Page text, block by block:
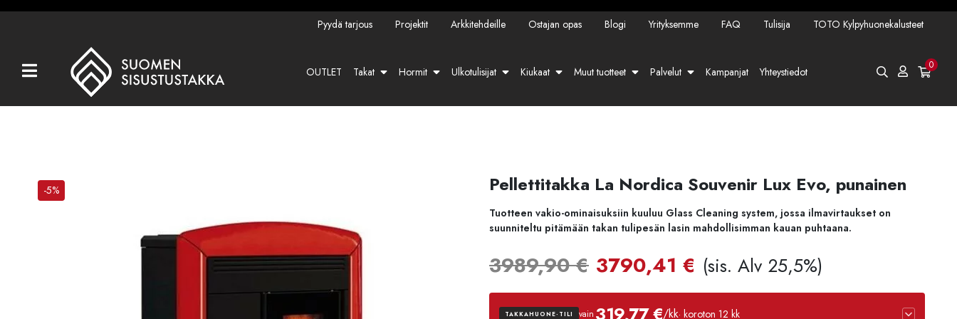
Kaikki tuotteet
Takat
Hormit
Pyydä tarjous Projektit Arkkitehdeille Ostajan opas Blogi Yrityksemme FAQ Tulisija TOTO Kylpyhuonekalusteet
OUTLET Takat Hormit Ulkotulisijat Kiukaat Muut tuotteet Palvelut Kampanjat Yhteystiedot 0
-5% Pellettitakka La Nordica Souvenir Lux Evo, punainen
Tuotteen vakio-ominaisuksiin kuuluu Glass Cleaning system, jossa ilmavirtaukset on
suunniteltu pitämään takan tulipesän lasin mahdollisimman kauan puhtaana.
3989,90€ Alkuperäinen
hinta
3790,41 € Nykyinen
hinta
(sis. Alv 25,5%)
TAKKAHUONE-TILI vain 319,77 €/kk· koroton 12 kk